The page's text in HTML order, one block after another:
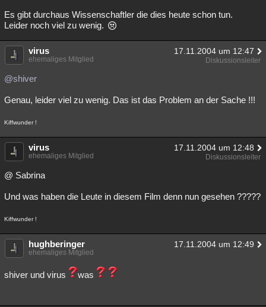
Es gibt durchaus Wissenschaftler die dies heute schon tun.
Leider noch viel zu wenig.
virus 17.11.2004 um 12:47
ehemaliges Mitglied Diskussionsleiter
@shiver
Genau, leider viel zu wenig. Das ist das Problem an der Sache !!!
Kiffwunder !
virus 17.11.2004 um 12:48
ehemaliges Mitglied Diskussionsleiter
@ Sabrina
Und was haben die Leute in diesem Film denn nun gesehen ?????
Kiffwunder !
hughberinger 17.11.2004 um 12:49
ehemaliges Mitglied
shiver und virus was